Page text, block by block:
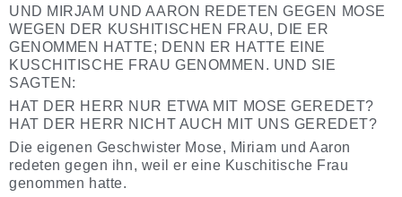
UND MIRJAM UND AARON REDETEN GEGEN MOSE
WEGEN DER KUSHITISCHEN FRAU, DIE ER
GENOMMEN HATTE; DENN ER HATTE EINE
KUSCHITISCHE FRAU GENOMMEN. UND SIE
SAGTEN:
HAT DER HERR NUR ETWA MIT MOSE GEREDET?
HAT DER HERR NICHT AUCH MIT UNS GEREDET?
Die eigenen Geschwister Mose, Miriam und Aaron
redeten gegen ihn, weil er eine Kuschitische Frau
genommen hatte.